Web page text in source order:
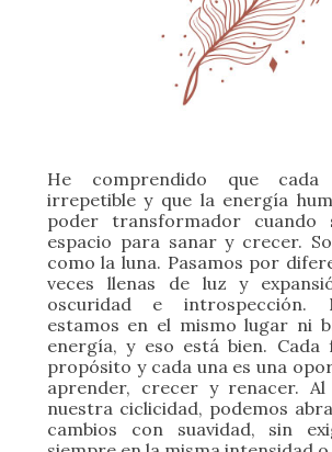
irrepetible y que la energía
poder transformador cuando
espacio para sanar y crecer.
como la luna. Pasamos por
veces llenas de luz y
oscuridad e introspección.
estamos en el mismo lugar ni
energía, y eso está bien. Cada
propósito y cada una es una
aprender, crecer y renacer. Al
nuestra ciclicidad, podemos
cambios consuavidad, sin
siempre en la misma intensidad o